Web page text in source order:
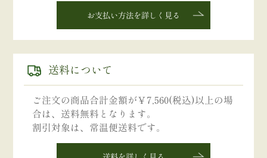
お支払い方法を詳しく見る
送料について
ご注文の商品合計金額が￥7,560(税込)以上の場
合は、送料無料となります。
割引対象は、常温便送料です。